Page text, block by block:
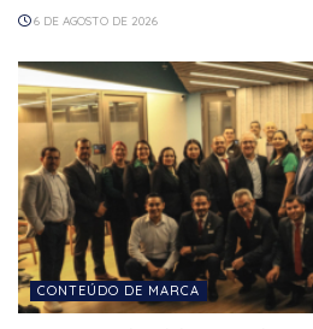
6 DE AGOSTO DE 2026
CONTEÚDO DE MARCA